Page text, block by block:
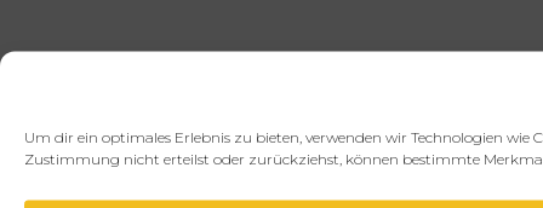
Um dir ein optimales Erlebnis zu bieten, verwenden wir Technologien
Zustimmung nicht erteilst oder zurückziehst, können bestimmte